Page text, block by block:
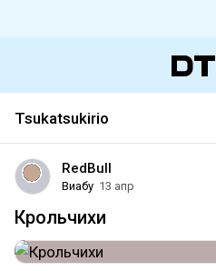
Tsukatsukirio
RedBull
Виабу 13 апр
Крольчихи